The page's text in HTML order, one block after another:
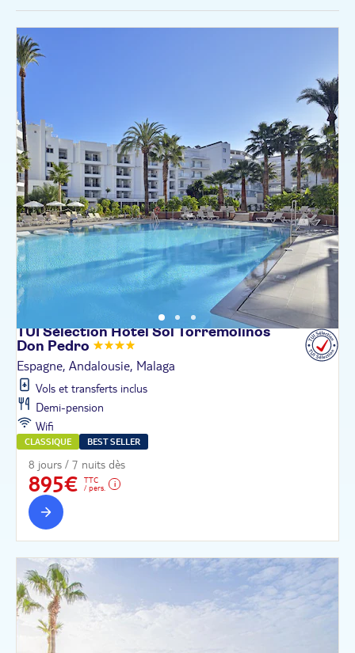
TUI Sélection Hôtel Sol Torremolinos
Don Pedro
Espagne, Andalousie, Malaga
Vols et transferts inclus
Demi-pension
Wifi
CLASSIQUE BEST SELLER
8 jours / 7 nuits dès
895€
TTC
/ pers.